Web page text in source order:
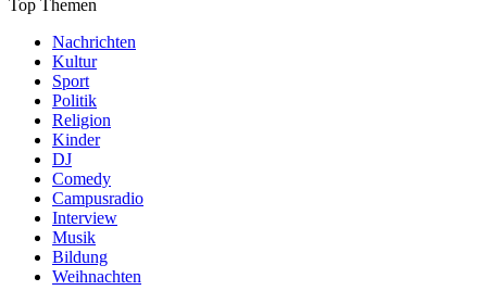
Top Themen
Nachrichten
Kultur
Sport
Politik
Religion
Kinder
DJ
Comedy
Campusradio
Interview
Musik
Bildung
Weihnachten